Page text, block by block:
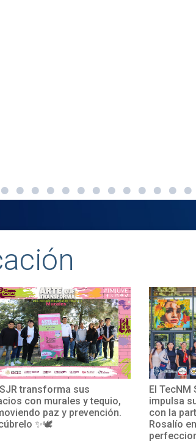
El TecNM San Juan del Río
impulsa su internacionalización
con la participación de la Mtra.
Rosalío en un curso de
perfeccionamiento del francés.